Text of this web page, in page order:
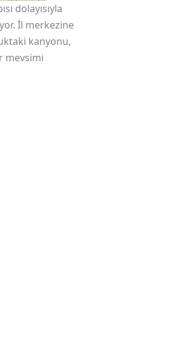
dolayısıyla
İl merkezine
kanyonu,
mevsimi